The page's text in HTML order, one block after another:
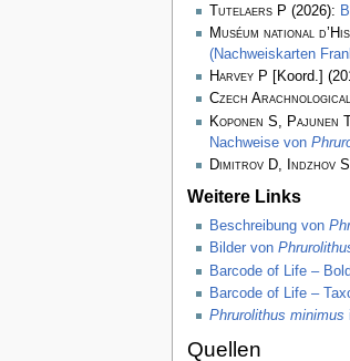
Tutelaers P (2026):
Muséum national
(Nachweiskarten
Harvey P [Koord.]
Czech
Koponen S, Pajunen
Nachweise von
Dimitrov D, Indzhov S
Weitere Links
Beschreibung von
Bilder von
Barcode of Life –
Barcode of Life –
Phrurolithus minimus
Quellen